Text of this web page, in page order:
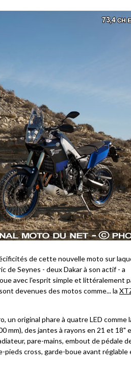
de cette nouvelle moto sur
de Seynes - deux Dakar à son actif - a
avec l'esprit simple et littéralement
devenues des motos comme... la
un original phare à quatre LED comme
mm), des jantes à rayons en 21 et 18"
pare-mains, embout de pédale
cross, garde-boue avant réglable